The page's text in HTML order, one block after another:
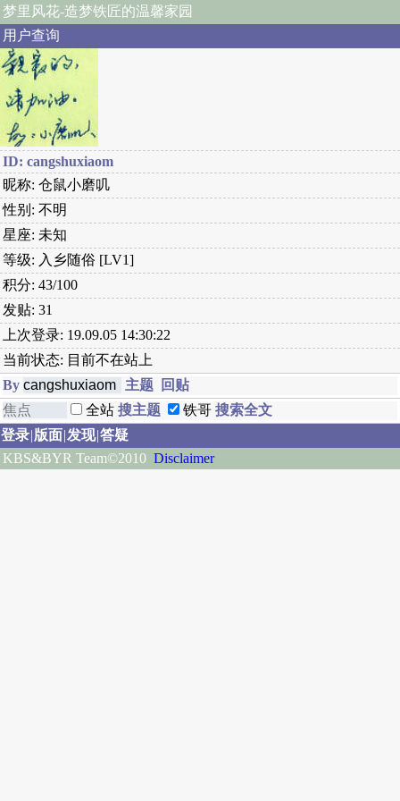
梦里风花-造梦铁匠的温馨家园
用户查询
ID: cangshuxiaom
昵称: 仓鼠小磨叽
性别: 不明
星座: 未知
等级: 入乡随俗 [LV1]
积分: 43/100
发贴: 31
上次登录: 19.09.05 14:30:22
当前状态: 目前不在站上
By
全站
铁哥
登录|版面|发现|答疑
KBS&BYR Team©2010 Disclaimer